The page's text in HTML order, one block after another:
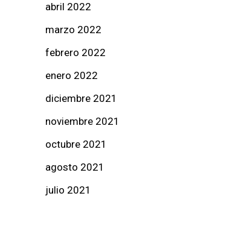
abril 2022
marzo 2022
febrero 2022
enero 2022
diciembre 2021
noviembre 2021
octubre 2021
agosto 2021
julio 2021